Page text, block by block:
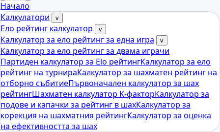
Начало
Калкулатори
v
Ело рейтинг калкулатор v
Калкулатор за ело рейтинг за една игра v
Калкулатор за ело рейтинг за двама играчи
Партиден калкулатор за Elo рейтингКалкулатор за ело
рейтинг на турнираКалкулатор за шахматен рейтинг на
отборно събитиеПървоначален калкулатор за шах
рейтингШахматен калкулатор K-факторКалкулатор за
подове и капачки за рейтинг в шахКалкулатор за
корекция на шахматния рейтингКалкулатор за оценка
на ефективността за шах